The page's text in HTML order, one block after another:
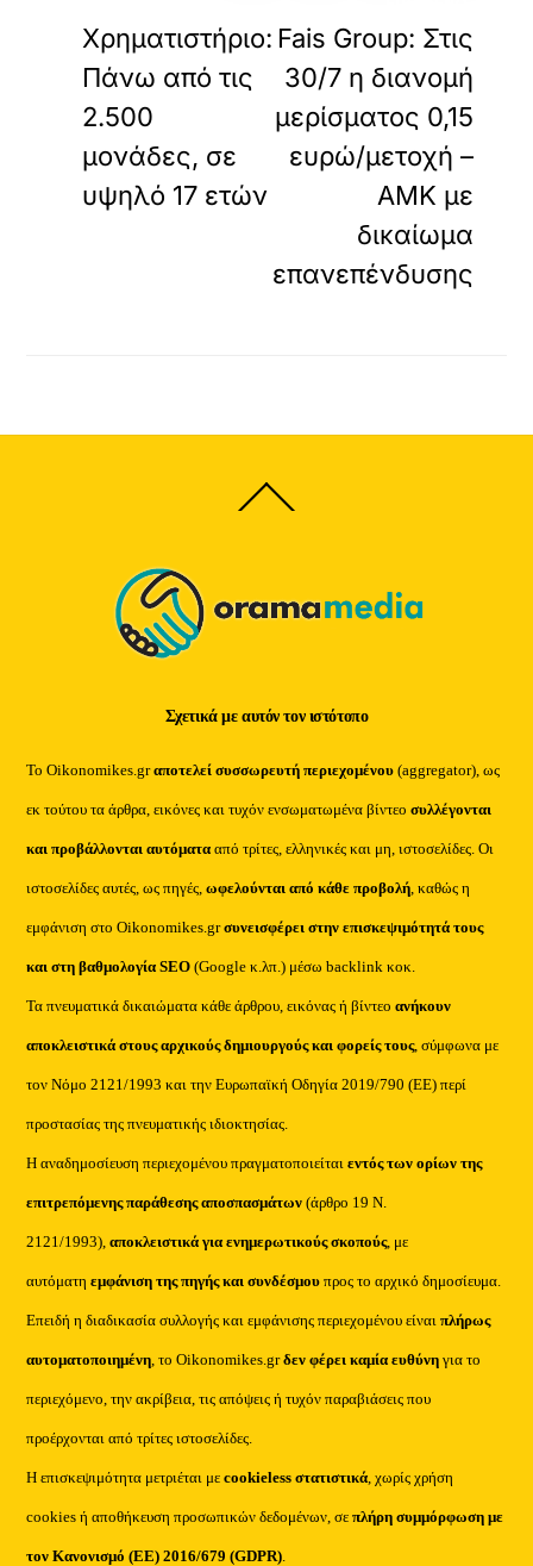
Χρηματιστήριο:
Πάνω από τις
2.500
μονάδες, σε
υψηλό 17 ετών
Fais Group: Στις
30/7 η διανομή
μερίσματος 0,15
ευρώ/μετοχή –
ΑΜΚ με
δικαίωμα
επανεπένδυσης
To
Σχετικά με αυτόν τον ιστότοπο
Το Oikonomikes.grαποτελεί συσσωρευτή περιεχομένου (aggregator), ως
εκ τούτου τα άρθρα, εικόνες και τυχόν ενσωματωμένα βίντεοσυλλέγονται
και προβάλλονται αυτόματααπό τρίτες, ελληνικές και μη, ιστοσελίδες. Οι
ιστοσελίδες αυτές, ως πηγές,ωφελούνται από κάθε προβολή , καθώς η
εμφάνιση στο Oikonomikes.grσυνεισφέρει στην επισκεψιμότητά τους
και στη βαθμολογία SEO (Google κ.λπ.) μέσω backlink κοκ.
Τα πνευματικά δικαιώματα κάθε άρθρου, εικόνας ή βίντεοανήκουν
αποκλειστικά στους αρχικούς δημιουργούς και φορείς τους, σύμφωνα με
τον Νόμο 2121/1993 και την Ευρωπαϊκή Οδηγία 2019/790 (ΕΕ) περί
προστασίας της πνευματικής ιδιοκτησίας.
Η αναδημοσίευση περιεχομένου πραγματοποιείταιεντός των ορίων της
επιτρεπόμενης παράθεσης αποσπασμάτων (άρθρο 19 Ν.
2121/1993), αποκλειστικά για ενημερωτικούς σκοπούς, με
αυτόματηεμφάνιση της πηγής και συνδέσμου προς το αρχικό δημοσίευμα.
Επειδή η διαδικασία συλλογής και εμφάνισης περιεχομένου είναιπλήρως
αυτοματοποιημένη , το Oikonomikes.grδεν φέρει καμία ευθύνη για το
περιεχόμενο, την ακρίβεια, τις απόψεις ή τυχόν παραβιάσεις που
προέρχονται από τρίτες ιστοσελίδες.
Η επισκεψιμότητα μετριέται μεcookieless στατιστικά , χωρίς χρήση
cookies ή αποθήκευση προσωπικών δεδομένων, σεπλήρη συμμόρφωση με
τον Κανονισμό (ΕΕ) 2016/679 (GDPR)